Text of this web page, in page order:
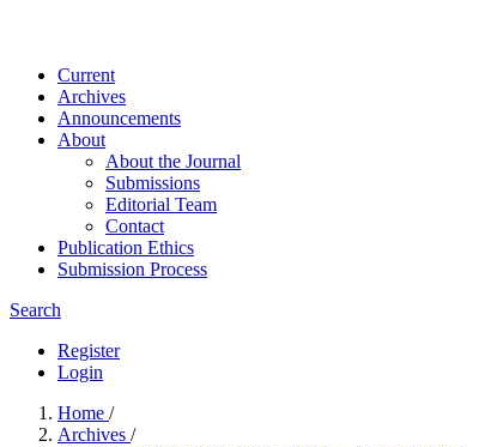
Current
Archives
Announcements
About
About the Journal
Submissions
Editorial Team
Contact
Publication Ethics
Submission Process
Search
Register
Login
Home /
Archives /